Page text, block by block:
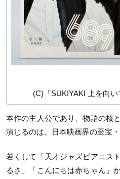
(C)「SUKIYAKI 上を向
本作の主人公であり、物語の核
演じるのは、日本映画界の至宝・
若くして「天才ジャズピアニス
るさ」「こんにちは赤ちゃん」